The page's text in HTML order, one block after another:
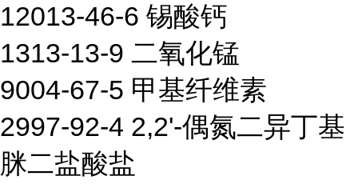
12013-46-6 锡酸钙
1313-13-9 二氧化锰
9004-67-5 甲基纤维素
2997-92-4 2,2'-偶氮二异丁基
脒二盐酸盐